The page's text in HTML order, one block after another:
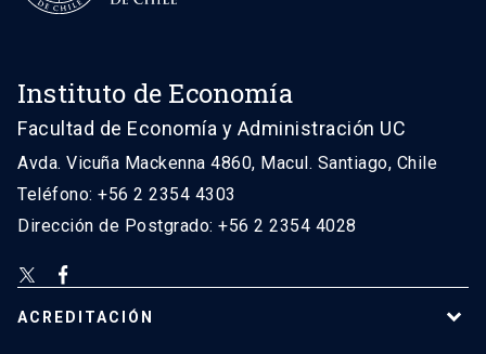
Instituto de Economía
Facultad de Economía y Administración UC
Avda. Vicuña Mackenna 4860, Macul. Santiago, Chile
Teléfono: +56 2 2354 4303
Dirección de Postgrado: +56 2 2354 4028
ACREDITACIÓN